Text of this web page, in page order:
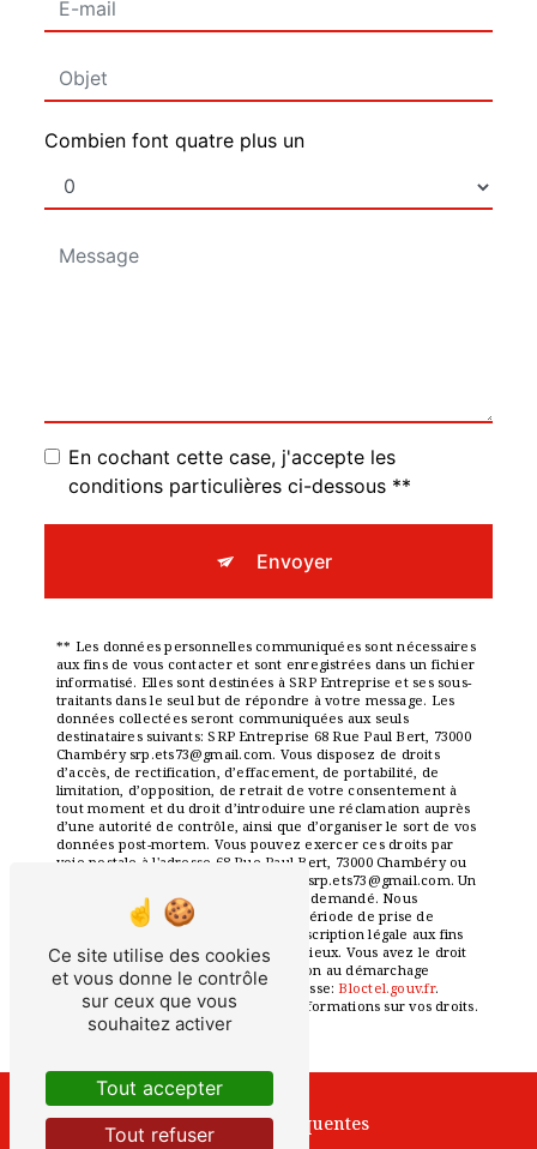
Combien font quatre plus un
En cochant cette case, j'accepte les
conditions particulières ci-dessous **
Envoyer
** Les données personnelles communiquées sont nécessaires
aux fins de vous contacter et sont enregistrées dans un fichier
informatisé. Elles sont destinées à SRP Entreprise et ses sous-
traitants dans le seul but de répondre à votre message. Les
données collectées seront communiquées aux seuls
destinataires suivants: SRP Entreprise 68 Rue Paul Bert, 73000
Chambéry srp.ets73@gmail.com. Vous disposez de droits
d’accès, de rectification, d’effacement, de portabilité, de
limitation, d’opposition, de retrait de votre consentement à
tout moment et du droit d’introduire une réclamation auprès
d’une autorité de contrôle, ainsi que d’organiser le sort de vos
données post-mortem. Vous pouvez exercer ces droits par
voie postale à l'adresse 68 Rue Paul Bert, 73000 Chambéry ou
par courrier électronique à l'adresse srp.ets73@gmail.com. Un
justificatif d'identité pourra vous être demandé. Nous
conservons vos données pendant la période de prise de
contact puis pendant la durée de prescription légale aux fins
probatoires et de gestion des contentieux. Vous avez le droit
de vous inscrire sur la liste d'opposition au démarchage
téléphonique, disponible à cette adresse: Bloctel.gouv.fr.
Consultez le site cnil.fr pour plus d’informations sur vos droits.
Recherches fréquentes
Ce site utilise des cookies
et vous donne le contrôle
sur ceux que vous
souhaitez activer
Tout accepter
Tout refuser